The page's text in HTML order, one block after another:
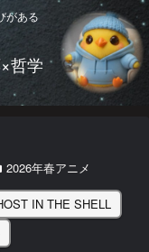
がある
哲学
2026年春アニメ
IN THE SHELL